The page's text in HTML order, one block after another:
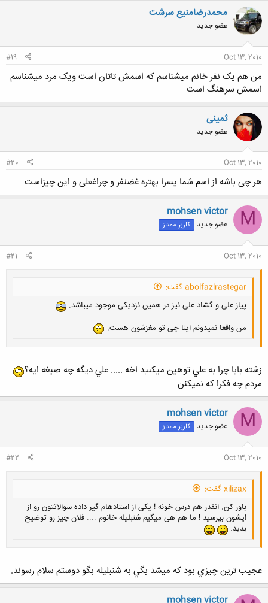
محمدرضامنیع سرشت
عضو جدید
Oct 13, 2010
#19
من هم یک نفر خانم میشناسم که اسمش تاتان است ویک مرد میشناسم
اسمش سرهنگ است
ثمینی
عضو جدید
Oct 13, 2010
#20
هر چی باشه از اسم شما پسرا بهتره غضنفر و چراغعلی و این چیزاست
M
mohsen victor
عضو جدید کاربر ممتاز
Oct 13, 2010
#21
abolfazlrastegar گفت:
پیاز علی و گشاد علی نیز در همین نزدیکی موجود میباشد.
من واقعا نمیدونم اینا چی تو مغزشون هست.
زشته بابا چرا به علي توهين ميكنيد اخه ..... علي ديگه چه صيغه ايه؟
مردم چه فكرا كه نميكنن
M
mohsen victor
عضو جدید کاربر ممتاز
Oct 13, 2010
#22
xilizax گفت:
باور کن. انقدر هم درس خونه ! یکی از استادهام گیر داده سوالاتتون رو از
ایشون بپرسید ! ما هم هی میگیم شنبلیله خانوم .... فلان چیز رو توضیح
بدید.
عجيب ترين چيزي بود كه ميشد بگي به شنبليله بگو دوستم سلام رسوند.